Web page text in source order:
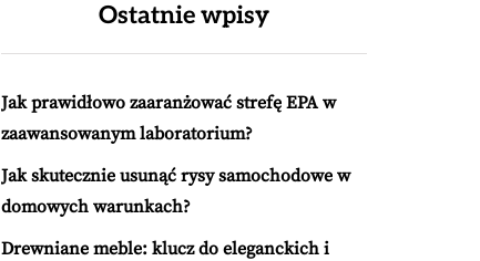
Ostatnie wpisy
Jak prawidłowo zaaranżować strefę EPA w
zaawansowanym laboratorium?
Jak skutecznie usunąć rysy samochodowe w
domowych warunkach?
Drewniane meble: klucz do eleganckich i